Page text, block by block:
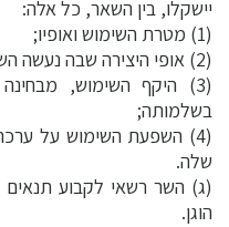
יישקלו, בין השאר, כל אלה:
(1) מטרת השימוש ואופיו;
(2) אופי היצירה שבה נעשה השימוש;
(3) היקף השימוש,
בשלמותה;
(4) השפעת השימוש על
שלה.
(ג) השר רשאי לקבוע
הוגן.